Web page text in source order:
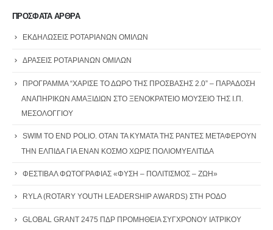
ΠΡΟΣΦΑΤΑ ΑΡΘΡΑ
ΕΚΔΗΛΩΣΕΙΣ ΡΟΤΑΡΙΑΝΩΝ ΟΜΙΛΩΝ
ΔΡΑΣΕΙΣ ΡΟΤΑΡΙΑΝΩΝ ΟΜΙΛΩΝ
ΠΡΟΓΡΑΜΜΑ “ΧΑΡΙΣΕ ΤΟ ΔΩΡΟ ΤΗΣ ΠΡΟΣΒΑΣΗΣ 2.0” – ΠΑΡΑΔΟΣΗ
ΑΝΑΠΗΡΙΚΩΝ ΑΜΑΞΙΔΙΩΝ ΣΤΟ ΞΕΝΟΚΡΑΤΕΙΟ ΜΟΥΣΕΙΟ ΤΗΣ Ι.Π.
ΜΕΣΟΛΟΓΓΙΟΥ
SWIM TO END POLIO. ΟΤΑΝ ΤΑ ΚΥΜΑΤΑ ΤΗΣ ΡΑΝΤΕΣ ΜΕΤΑΦΕΡΟΥΝ
ΤΗΝ ΕΛΠΙΔΑ ΓΙΑ ΕΝΑΝ ΚΟΣΜΟ ΧΩΡΙΣ ΠΟΛΙΟΜΥΕΛΙΤΙΔΑ
ΦΕΣΤΙΒΑΛ ΦΩΤΟΓΡΑΦΙΑΣ «ΦΥΣΗ – ΠΟΛΙΤΙΣΜΟΣ – ΖΩΗ»
RYLA (ROTARY YOUTH LEADERSHIP AWARDS) ΣΤΗ ΡΟΔΟ
GLOBAL GRANT 2475 ΠΔΡ ΠΡΟΜΗΘΕΙΑ ΣΥΓΧΡΟΝΟΥ ΙΑΤΡΙΚΟΥ